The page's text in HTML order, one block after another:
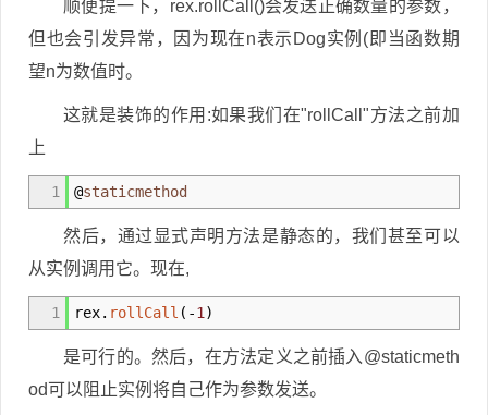
顺便提一下，rex.rollCall()会发送正确数量的参数，
但也会引发异常，因为现在n表示Dog实例(即当函数期
望n为数值时。
这就是装饰的作用:如果我们在"rollCall"方法之前加
上
1 @staticmethod
然后，通过显式声明方法是静态的，我们甚至可以
从实例调用它。现在,
1 rex. rollCall ( -1 )
是可行的。然后，在方法定义之前插入@staticmeth
od可以阻止实例将自己作为参数发送。